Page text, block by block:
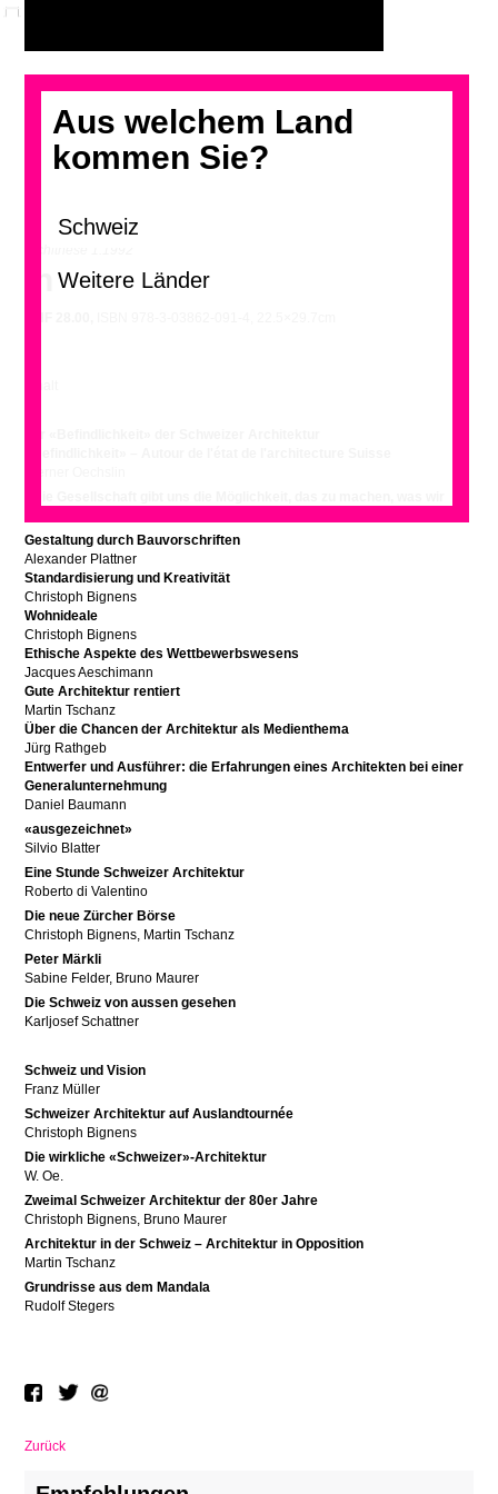
Aus welchem Land
kommen Sie?
In der Schweiz
Gestaltung durch Bauvorschriften
Alexander Plattner
Standardisierung und Kreativität
Christoph Bignens
Wohnideale
Christoph Bignens
Ethische Aspekte des Wettbewerbswesens
Jacques Aeschimann
Gute Architektur rentiert
Martin Tschanz
Über die Chancen der Architektur als Medienthema
Jürg Rathgeb
Entwerfer und Ausführer: die Erfahrungen eines Architekten bei einer
Generalunternehmung
Daniel Baumann
«ausgezeichnet»
Silvio Blatter
Eine Stunde Schweizer Architektur
Roberto di Valentino
Die neue Zürcher Börse
Christoph Bignens, Martin Tschanz
Peter Märkli
Sabine Felder, Bruno Maurer
Die Schweiz von aussen gesehen
Karljosef Schattner
Schweiz und Vision
Franz Müller
Schweizer Architektur auf Auslandtournée
Christoph Bignens
Die wirkliche «Schweizer»-Architektur
W. Oe.
Zweimal Schweizer Architektur der 80er Jahre
Christoph Bignens, Bruno Maurer
Architektur in der Schweiz – Architektur in Opposition
Martin Tschanz
Grundrisse aus dem Mandala
Rudolf Stegers
Zurück